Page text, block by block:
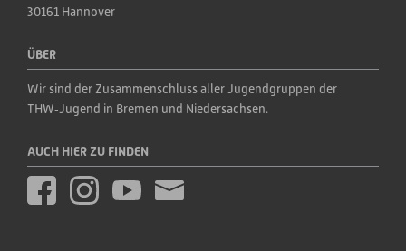
30161 Hannover
ÜBER
Wir sind der Zusammenschluss aller Jugendgruppen der
THW‑Jugend in Bremen und Niedersachsen.
AUCH HIER ZU FINDEN